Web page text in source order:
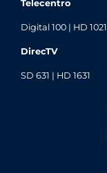
Telecentro
Digital 100 | HD 1021
DirecTV
SD 631 | HD 1631